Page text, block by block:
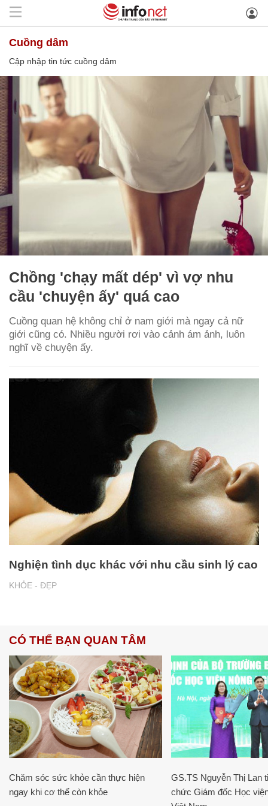
cuồng dâm
Cập nhập tin tức cuồng dâm
Chồng 'chạy mất dép' vì vợ nhu
cầu 'chuyện ấy' quá cao
Cuồng quan hệ không chỉ ở nam giới mà ngay cả nữ
giới cũng có. Nhiều người rơi vào cảnh ám ảnh, luôn
nghĩ về chuyện ấy.
KHỎE - ĐẸP
Nghiện tình dục khác với nhu cầu sinh lý cao
CÓ THỂ BẠN QUAN TÂM
Chăm sóc sức khỏe cần thực hiện
ngay khi cơ thể còn khỏe
GS.TS Nguyễn Thị Lan
chức Giám đốc Học